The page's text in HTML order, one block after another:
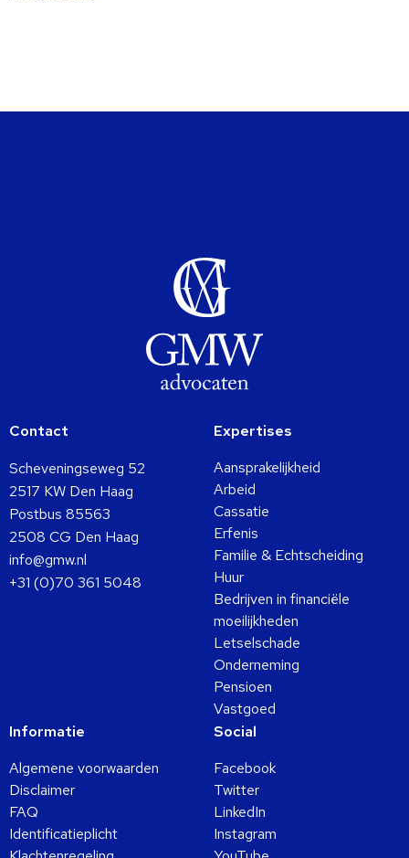
Contact
Scheveningseweg 52
2517 KW Den Haag
Postbus 85563
2508 CG Den Haag
info@gmw.nl
+31 (0)70 361 5048
Expertises
Aansprakelijkheid
Arbeid
Cassatie
Erfenis
Familie & Echtscheiding
Huur
Bedrijven in financiële
moeilijkheden
Letselschade
Onderneming
Pensioen
Vastgoed
Informatie
Algemene voorwaarden
Disclaimer
FAQ
Identificatieplicht
Social
Facebook
Twitter
LinkedIn
Instagram